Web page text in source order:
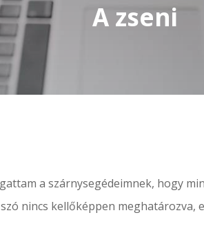
A zseni
a szárnysegédeimnek, hogy
nincs kellőképpen meghatározva,